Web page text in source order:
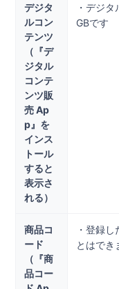
デジタ
ルコン
テンツ
（『デ
ジタル
コンテ
ンツ販
売 Ap
p』を
インス
トール
すると
表示さ
れる）
・デジ
GBです
商品コ
ード
（『商
品コー
・登録
とはでき